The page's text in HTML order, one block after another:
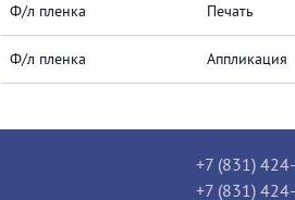
Ф/л пленка Печать
Ф/л пленка Аппликация
+7 (831)
+7 (831)